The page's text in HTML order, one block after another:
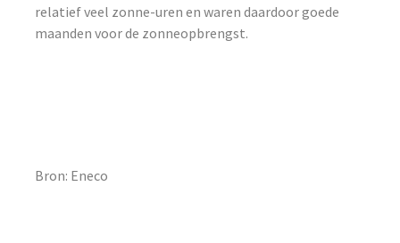
relatief veel zonne-uren en waren daardoor goede
maanden voor de zonneopbrengst.
Bron: Eneco